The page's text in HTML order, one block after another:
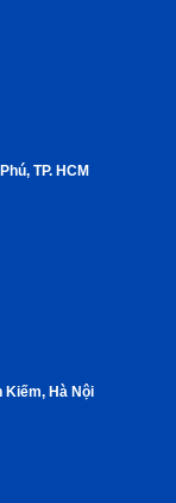
TP. HCM
Kiếm, Hà Nội